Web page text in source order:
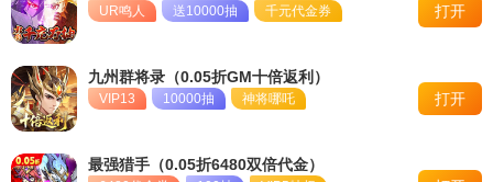
UR鸣人 送10000抽 千元代金券 打开
九州群将录（0.05折GM十倍返利）
VIP13 10000抽 神将哪吒 打开
最强猎手（0.05折6480双倍代金）